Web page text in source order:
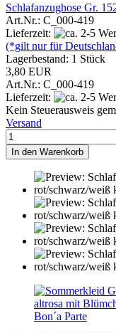
Schlafanzughose Gr.
Art.Nr.: C_000-419
Lieferzeit:
(*gilt nur für
Lagerbestand: 1 Stück
3,80 EUR
Art.Nr.: C_000-419
Lieferzeit:
Kein Steuerausweis
Versand
In den Warenkorb
Bon´a Parte